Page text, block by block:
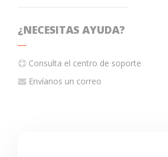
¿NECESITAS AYUDA?
Consulta el centro de soporte
Envíanos un correo